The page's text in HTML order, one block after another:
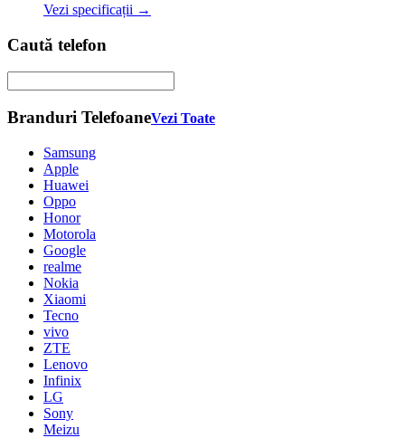
Vezi specificații →
Caută telefon
Branduri TelefoaneVezi Toate
Samsung
Apple
Huawei
Oppo
Honor
Motorola
Google
realme
Nokia
Xiaomi
Tecno
vivo
ZTE
Lenovo
Infinix
LG
Sony
Meizu